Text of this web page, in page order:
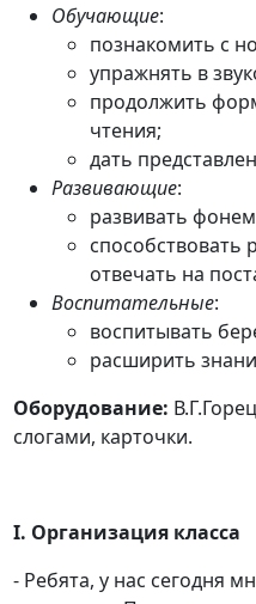
Обучающие:
познакомить с
упражнять в
продолжить
чтения;
дать
Развивающие:
развивать
отвечать на
Воспитательные:
воспитывать
расширить
Оборудование:
слогами, карточки.
I. Организация класса
- Ребята, у нас сегодня